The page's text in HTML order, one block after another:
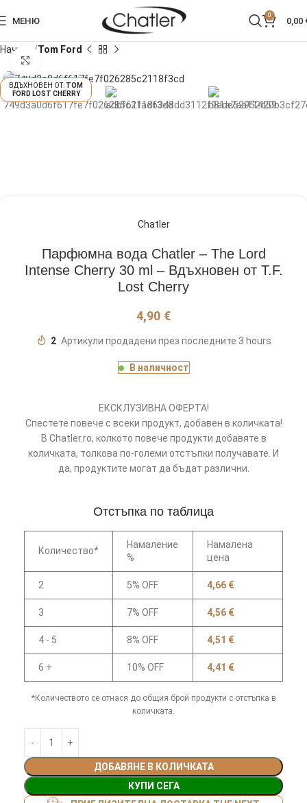
МЕНЮ
0
0,00
Начало Tom Ford
TOM
FORD LOST CHERRY
Chatler
Парфюмна вода Chatler – The Lord
Intense Cherry 30 ml – Вдъхновен от T.F.
Lost Cherry
4,90 €
2 Артикули продадени през последните 3 hours
В наличност
ЕКСКЛУЗИВНА ОФЕРТА!
Спестете повече с всеки продукт, добавен в количката!
В Chatler.ro, колкото повече продукти добавяте в
количката, толкова по-големи отстъпки получавате. И
да, продуктите могат да бъдат различни.
Отстъпка по таблица
Количество*
Намаление
%
Намалена
цена
2 5% OFF 4,66 €
3 7% OFF 4,56 €
4 - 5 8% OFF 4,51 €
6 + 10% OFF 4,41 €
*Количеството се отнася до общия брой продукти с отстъпка в
количката.
ДОБАВЯНЕ В КОЛИЧКАТА
КУПИ СЕГА